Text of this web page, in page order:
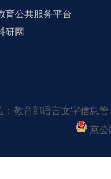
育公共服务平台
研网
：教育部语言文字信息
京公